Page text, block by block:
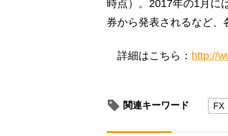
時点）。2017年の1月に
券から発表されるなど、
詳細はこちら： http://
関連キーワード FX